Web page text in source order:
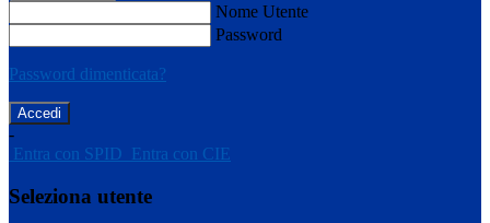
Nome Utente
Password
Password dimenticata?
-
Entra con SPID Entra con CIE
Seleziona utente